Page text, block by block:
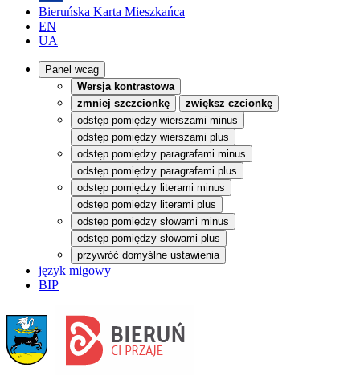
Bieruńska Karta Mieszkańca
EN
UA
Panel wcag
Wersja kontrastowa
zmniej szczcionkę
zwiększ czcionkę
odstęp pomiędzy wierszami minus
odstęp pomiędzy wierszami plus
odstęp pomiędzy paragrafami minus
odstęp pomiędzy paragrafami plus
odstęp pomiędzy literami minus
odstęp pomiędzy literami plus
odstęp pomiędzy słowami minus
odstęp pomiędzy słowami plus
przywróć domyślne ustawienia
język migowy
BIP